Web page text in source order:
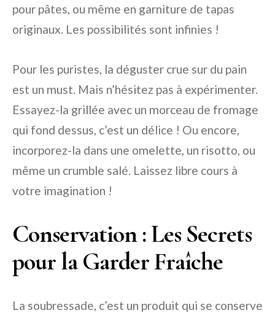
pour pâtes, ou même en garniture de tapas
originaux. Les possibilités sont infinies !
Pour les puristes, la déguster crue sur du pain
est un must. Mais n’hésitez pas à expérimenter.
Essayez-la grillée avec un morceau de fromage
qui fond dessus, c’est un délice ! Ou encore,
incorporez-la dans une omelette, un risotto, ou
même un crumble salé. Laissez libre cours à
votre imagination !
Conservation : Les Secrets
pour la Garder Fraîche
La soubressade, c’est un produit qui se conserve